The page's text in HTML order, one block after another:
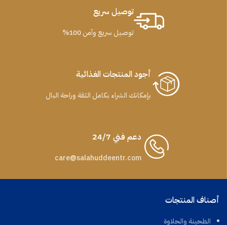
توصيل سريع
توصيل سريع وآمن 100%
أجود المنتجات الغذائية
بإمكانك الشراء بكامل الثقة وراحة البال
دعم فني 24/7
care@salahuddeentr.com
أصناف المنتجات
الطحينة والحلاوة